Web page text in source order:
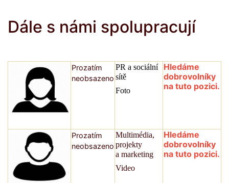
Dále s námi spolupracují
Prozatím
neobsazeno
PR a sociální
sítě
Foto
Hledáme
dobrovolníky
na tuto pozici.
Prozatím
neobsazeno
Multimédia,
projekty
a marketing
Video
Hledáme
dobrovolníky
na tuto pozici.